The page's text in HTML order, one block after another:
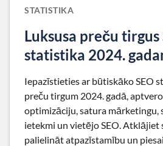
STATISTIKA
Luksusa preču tirgus
statistika 2024.
Iepazīstieties ar būtiskāko SEO
preču tirgum 2024. gadā,
optimizāciju, satura mārketingu,
ietekmi un vietējo SEO. Atklājiet
palielināt atpazīstamību un